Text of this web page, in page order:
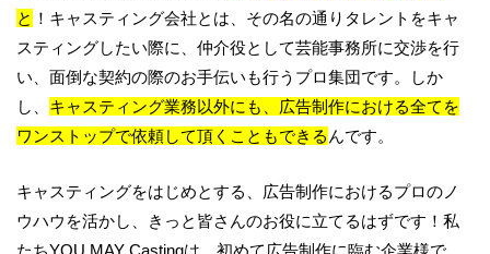
と ！キャスティング会社とは、その名の通りタレントをキャ
スティングしたい際に、仲介役として芸能事務所に交渉を行
い、面倒な契約の際のお手伝いも行うプロ集団です。しか
し、 キャスティング業務以外にも、広告制作における全てを
ワンストップで依頼して頂くこともできる んです。
キャスティングをはじめとする、広告制作におけるプロのノ
ウハウを活かし、きっと皆さんのお役に立てるはずです！私
たちYOU MAY Castingは、初めて広告制作に臨む企業様で